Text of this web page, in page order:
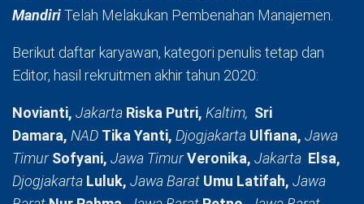
MandiriTelah Melakukan Pembenahan Manajemen.
Berikut daftar karyawan, kategori penulis tetap dan
Editor, hasil rekruitmen akhir tahun 2020:
Novianti, Jakarta Riska Putri, Kaltim, Sri
Damara, NAD Tika Yanti, Djogjakarta Ulfiana, Jawa
TimurSofyani, Jawa TimurVeronika, Jakarta Elsa,
Djogjakarta Luluk, Jawa Barat Umu Latifah, Jawa